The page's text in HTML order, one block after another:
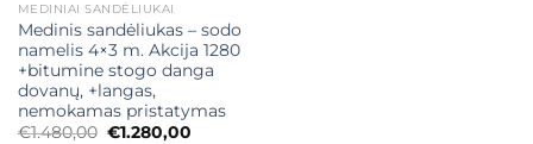
MEDINIAI SANDĖLIUKAI
Medinis sandėliukas – sodo
namelis 4×3 m. Akcija 1280
+bitumine stogo danga
dovanų, +langas,
nemokamas pristatymas
€1.480,00 Original
€1.280,00Current